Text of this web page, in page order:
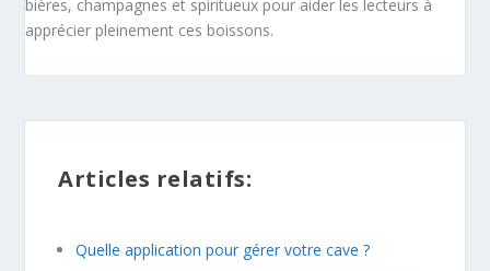
bières, champagnes et spiritueux pour aider les lecteurs à
apprécier pleinement ces boissons.
Articles relatifs:
Quelle application pour gérer votre cave ?